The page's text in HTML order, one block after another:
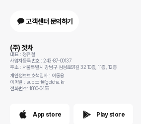
고객센터 문의하기
(주) 겟차
대표 : 정유철
사업자등록번호 : 243-87-00137
주소 : 서울특별시 강남구 삼성로91길 32 10층, 11층, 12층
개인정보보호책임자 : 이동용
이메일 : support@getcha.kr
전화번호: 1800-0456
App store Play store